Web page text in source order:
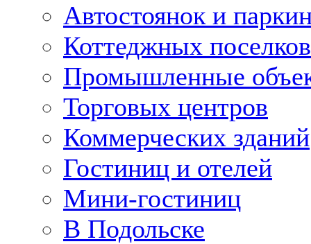
Автостоянок и
Коттеджных поселков
Промышленные
Торговых центров
Коммерческих зданий
Гостиниц и отелей
Мини-гостиниц
В Подольске